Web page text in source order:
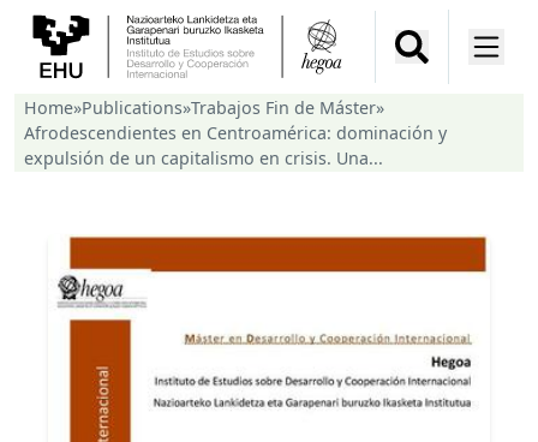
Home»Publications»Trabajos Fin de Máster»
Afrodescendientes en Centroamérica: dominación y
expulsión de un capitalismo en crisis. Una...